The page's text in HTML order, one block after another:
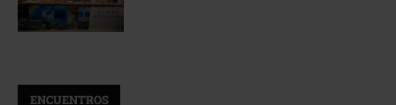
ENCUENTROS